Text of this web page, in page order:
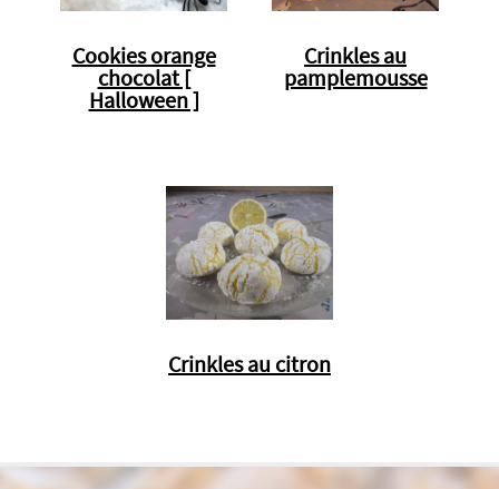
Cookies orange
chocolat [
Halloween ]
Crinkles au
pamplemousse
Crinkles au citron